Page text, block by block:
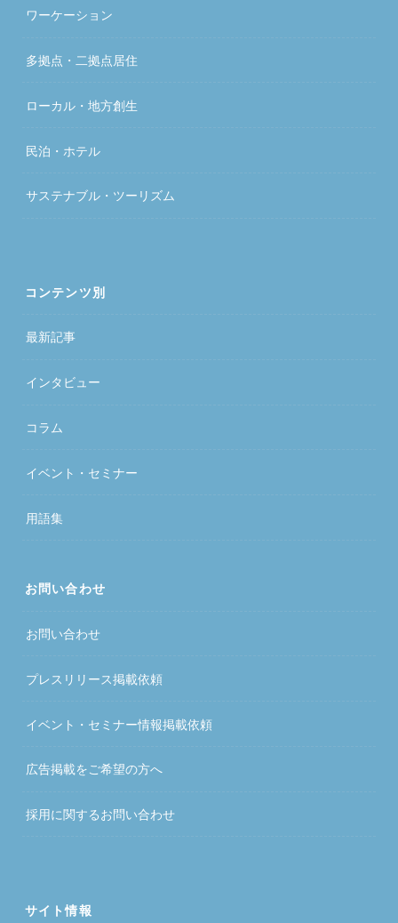
ワーケーション
多拠点・二拠点居住
ローカル・地方創生
民泊・ホテル
サステナブル・ツーリズム
コンテンツ別
最新記事
インタビュー
コラム
イベント・セミナー
用語集
お問い合わせ
お問い合わせ
プレスリリース掲載依頼
イベント・セミナー情報掲載依頼
広告掲載をご希望の方へ
採用に関するお問い合わせ
サイト情報